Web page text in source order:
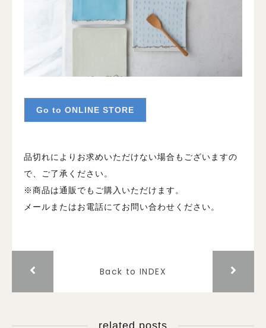
Go to ONLINE STORE
品切れによりお求めいただけない場合もございますの
で、ご了承ください。
※商品は通販でもご購入いただけます。
メールまたはお電話にてお問い合わせください。
Back to INDEX